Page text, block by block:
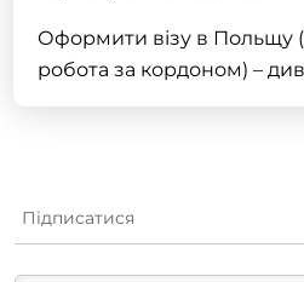
Оформити візу в Польщу (
робота за кордоном) –
Підписатися